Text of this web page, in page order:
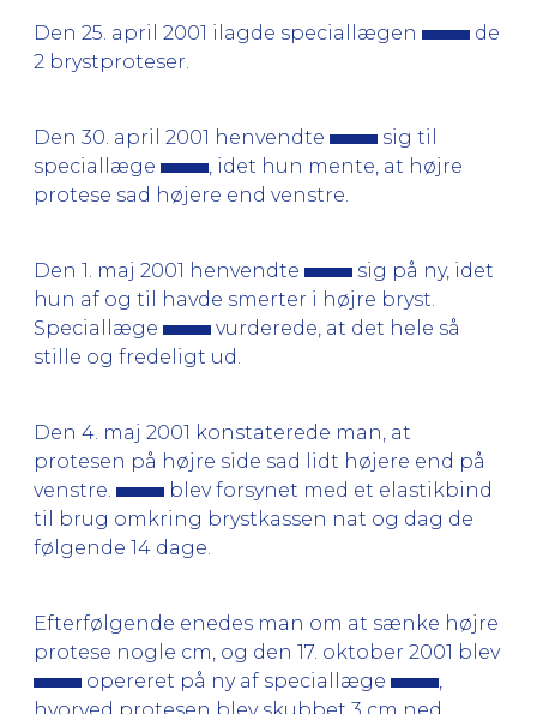
Den 25. april 2001 ilagde speciallægen
de
2 brystproteser.
Den 30. april 2001 henvendte
sig til
speciallæge
, idet hun mente, at højre
protese sad højere end venstre.
Den 1. maj 2001 henvendte
sig på ny, idet
hun af og til havde smerter i højre bryst.
Speciallæge
vurderede, at det hele så
stille og fredeligt ud.
Den 4. maj 2001 konstaterede man, at
protesen på højre side sad lidt højere end på
venstre.
blev forsynet med et elastikbind
til brug omkring brystkassen nat og dag de
følgende 14 dage.
Efterfølgende enedes man om at sænke højre
protese nogle cm, og den 17. oktober 2001 blev
opereret på ny af speciallæge
hvorved protesen blev skubbet 3 cm ned.